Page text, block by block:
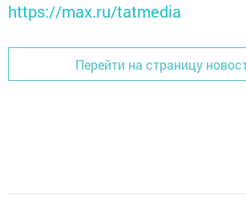
https://max.ru/tatmedia
Перейти на страницу